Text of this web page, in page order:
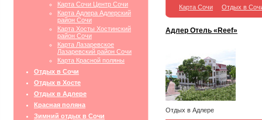
Карта Сочи Центр Сочи
Карта Адлера Адлерский
район Сочи
Карта Хосты Хостинский
район Сочи
Карта Лазаревское
Лазаревский район Сочи
Карта Красной поляны
Отдых в Сочи
Отдых в Хосте
Отдых в Адлере
Красная поляна
Зимний отдых в Сочи
Карта Сочи Отдых в
Адлер Отель «Reef»
Отдых в Адлере